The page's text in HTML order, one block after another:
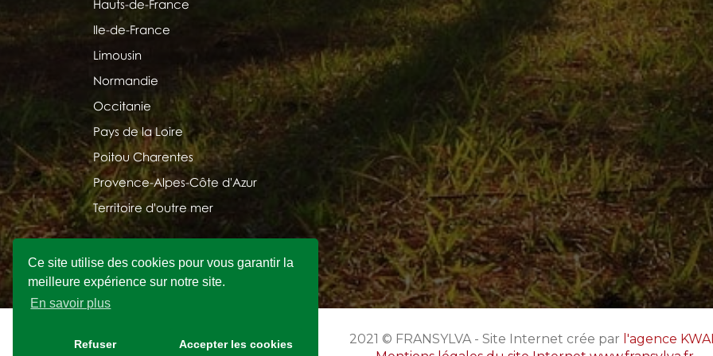
Ce site utilise des cookies pour vous garantir la
meilleure expérience sur notre site.
En savoir plus
Refuser Accepter les cookies
Hauts-de-France
Ile-de-France
Limousin
Normandie
Occitanie
Pays de la Loire
Poitou Charentes
Provence-Alpes-Côte d'Azur
Territoire d'outre mer
2021 © FRANSYLVA - Site Internet crée par l'agence